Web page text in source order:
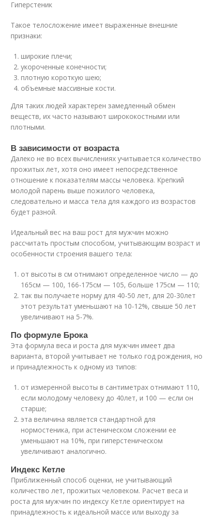
Гиперстеник
Такое телосложение имеет выраженные внешние
признаки:
широкие плечи;
укороченные конечности;
плотную короткую шею;
объемные массивные кости.
Для таких людей характерен замедленный обмен
веществ, их часто называют ширококостными или
плотными.
В зависимости от возраста
Далеко не во всех вычислениях учитывается количество
прожитых лет, хотя оно имеет непосредственное
отношение к показателям массы человека. Крепкий
молодой парень выше пожилого человека,
следовательно и масса тела для каждого из возрастов
будет разной.
Идеальный вес на ваш рост для мужчин можно
рассчитать простым способом, учитывающим возраст и
особенности строения вашего тела:
от высоты в см отнимают определенное число — до
165см — 100, 166-175см — 105, больше 175см — 110;
так вы получаете норму для 40-50 лет, для 20-30лет
этот результат уменьшают на 10-12%, свыше 50 лет
увеличивают на 5-7%.
По формуле Брока
Эта формула веса и роста для мужчин имеет два
варианта, второй учитывает не только год рождения, но
и принадлежность к одному из типов:
от измеренной высоты в сантиметрах отнимают 110,
если молодому человеку до 40лет, и 100 — если он
старше;
эта величина является стандартной для
нормостеника, при астеническом сложении ее
уменьшают на 10%, при гиперстеническом
увеличивают аналогично.
Индекс Кетле
Приближенный способ оценки, не учитывающий
количество лет, прожитых человеком. Расчет веса и
роста для мужчин по индексу Кетле ориентирует на
принадлежность к идеальной массе или выходу за